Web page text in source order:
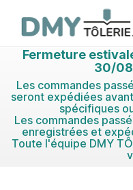
Fermeture
30/
Les commandes
seront expédiées
spécifiques
Les commandes
enregistrées et
Toute l'équipe DMY